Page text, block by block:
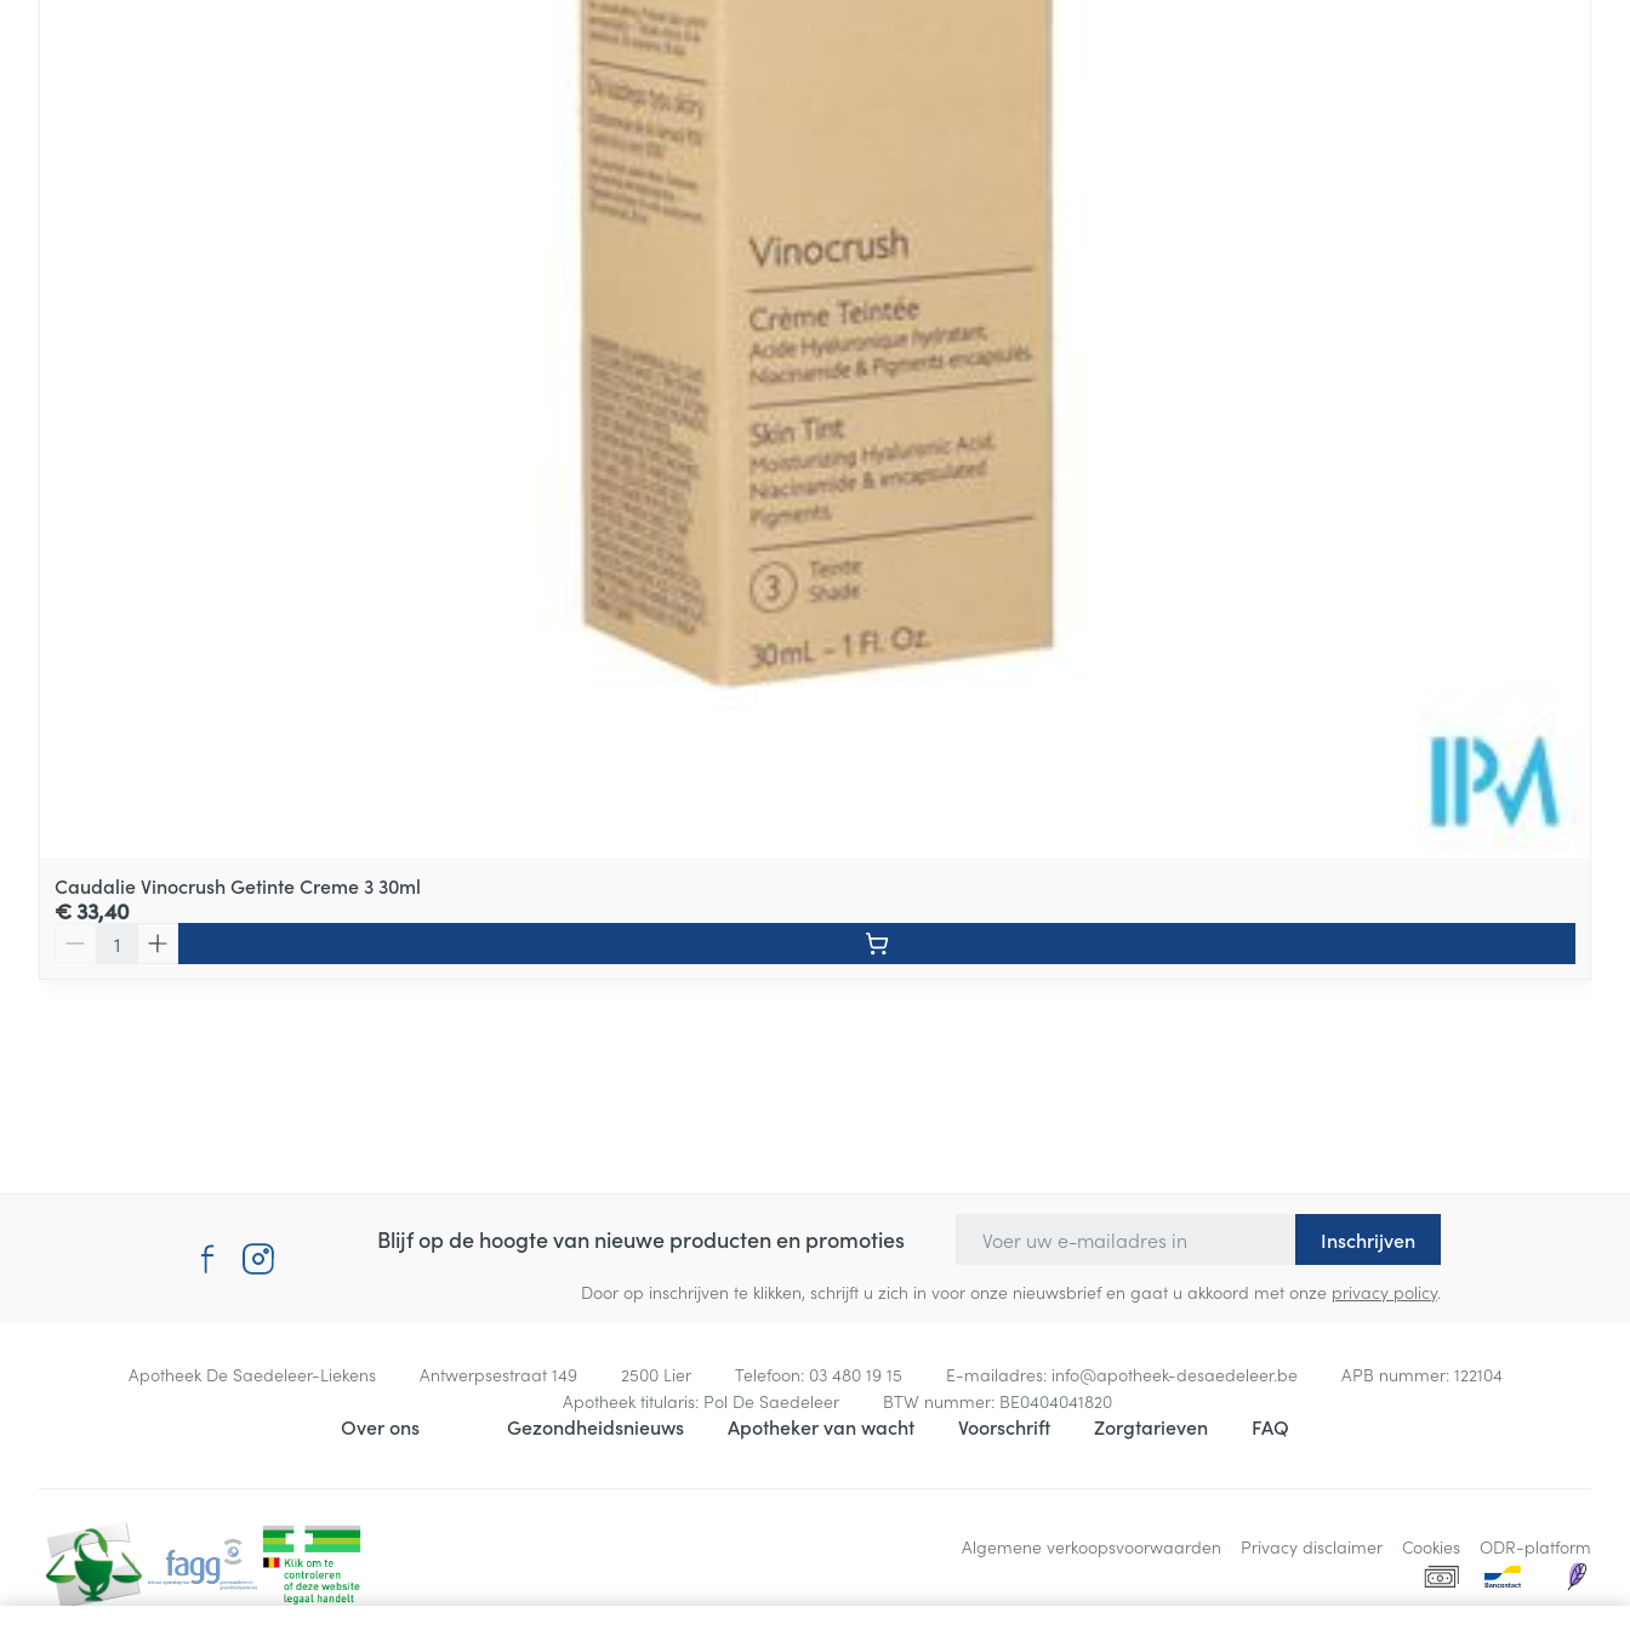
Caudalie Vinocrush Getinte Creme 3 30ml
€ 33,40
Blijf op de hoogte van nieuwe producten en promoties Inschrijven
Door op inschrijven te klikken, schrijft u zich in voor onze nieuwsbrief en gaat u akkoord met onze privacy policy.
Contacteer ons
Apotheek De Saedeleer-Liekens Antwerpsestraat 149 2500 Lier Telefoon: 03 480 19 15 E-mailadres: info@apotheek-desaedeleer.be APB nummer: 122104
Apotheek titularis: Pol De Saedeleer BTW nummer: BE0404041820
Over ons Gezondheidsnieuws Apotheker van wacht Voorschrift Zorgtarieven FAQ
Algemene verkoopsvoorwaarden Privacy disclaimer Cookies ODR-platform